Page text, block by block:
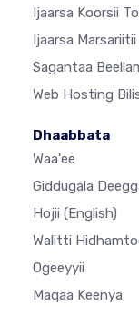
Ijaarsa Koorsii
Ijaarsa
Sagantaa
Web Hosting
Dhaabbata
Waa'ee
Giddugala
Hojii (English)
Walitti
Ogeeyyii
Maqaa Keenya